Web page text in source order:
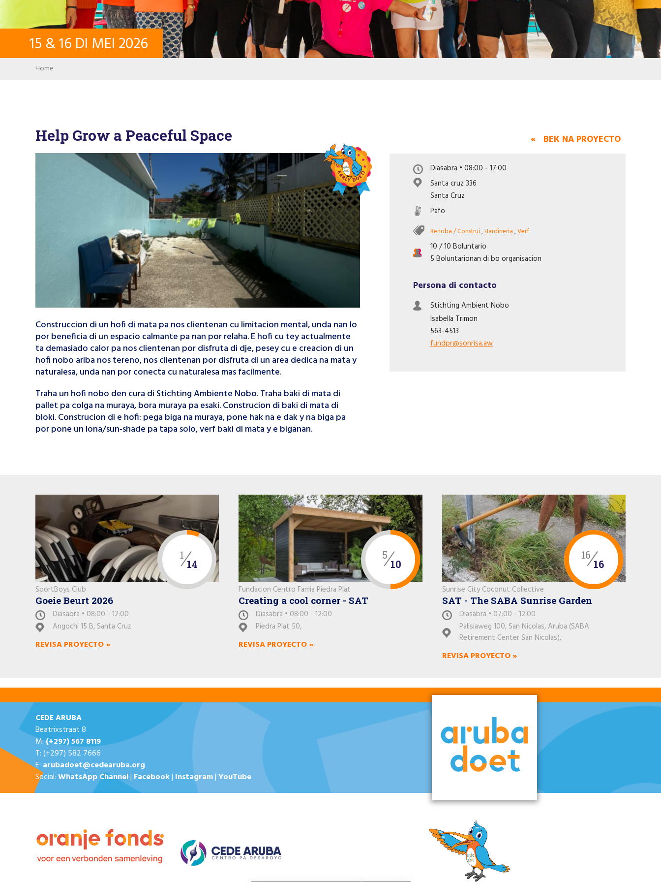
15 &16 DI MEI 2026
Breadcrumb
Home
Help Grow a Peaceful Space
Construccion di un hofi di mata pa nos clientenan cu limitacion mental, unda nan lo
por beneficia di un espacio calmante pa nan por relaha. E hofi cu tey actualmente
ta demasiado calor pa nos clientenan por disfruta di dje, pesey cu e creacion di un
hofi nobo ariba nos tereno, nos clientenan por disfruta di un area dedica na mata y
naturalesa, unda nan por conecta cu naturalesa mas facilmente.
Traha un hofi nobo den cura di Stichting Ambiente Nobo. Traha baki di mata di
pallet pa colga na muraya, bora muraya pa esaki. Construcion di baki di mata di
bloki. Construcion di e hofi: pega biga na muraya, pone hak na e dak y na biga pa
por pone un lona/sun-shade pa tapa solo, verf baki di mata y e biganan.
« BEK NA PROYECTO
Diasabra • 08:00 - 17:00
Santa cruz 336
Santa Cruz
Pafo
Renoba / Construi,Hardineria,Verf
10 / 10 Boluntario
5 Boluntarionan di bo organisacion
Persona di contacto
Stichting Ambient Nobo
Isabella Trimon
563-4513
fundpr@sonrisa.aw
1
14
SportBoys Club
Goeie Beurt 2026
Diasabra • 08:00 - 12:00
Angochi 15 B, Santa Cruz
REVISA PROYECTO »
5
10
Fundacion Centro Famia Piedra Plat
Creating a cool corner - SAT
Diasabra • 08:00 - 12:00
Piedra Plat 50,
REVISA PROYECTO »
16
16
Sunrise City Coconut Collective
SAT - The SABA Sunrise Garden
Diasabra • 07:00 - 12:00
Palisiaweg 100, San Nicolas, Aruba (SABA
Retirement Center San Nicolas),
REVISA PROYECTO »
CEDE ARUBA
Beatrixstraat 8
M:(+297) 567 8119
T: (+297) 582 7666
E: arubadoet@cedearuba.org
Social:WhatsApp Channel| Facebook| Instagram|YouTube